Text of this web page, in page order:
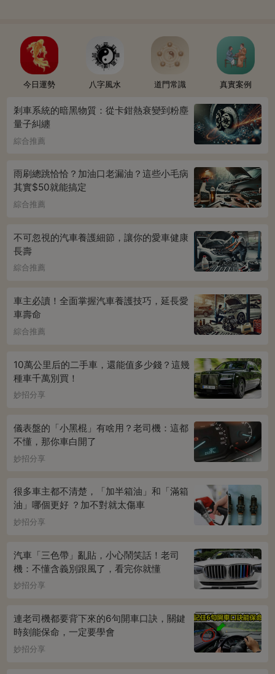
今日運勢 八字風水 道門常識 真實案例
剎車系統的暗黑物質：從卡鉗熱衰變到粉塵
量子糾纏
綜合推薦
雨刷總跳恰恰？加油口老漏油？這些小毛病
其實$50就能搞定
綜合推薦
不可忽視的汽車養護細節，讓你的愛車健康
長壽
綜合推薦
車主必讀！全面掌握汽車養護技巧，延長愛
車壽命
綜合推薦
10萬公里后的二手車，還能值多少錢？這幾
種車千萬別買！
妙招分享
儀表盤的「小黑棍」有啥用？老司機：這都
不懂，那你車白開了
妙招分享
很多車主都不清楚，「加半箱油」和「滿箱
油」哪個更好 ？加不對就太傷車
妙招分享
汽車「三色帶」亂貼，小心鬧笑話！老司
機：不懂含義別跟風了，看完你就懂
妙招分享
連老司機都要背下來的6句開車口訣，關鍵
時刻能保命，一定要學會
妙招分享